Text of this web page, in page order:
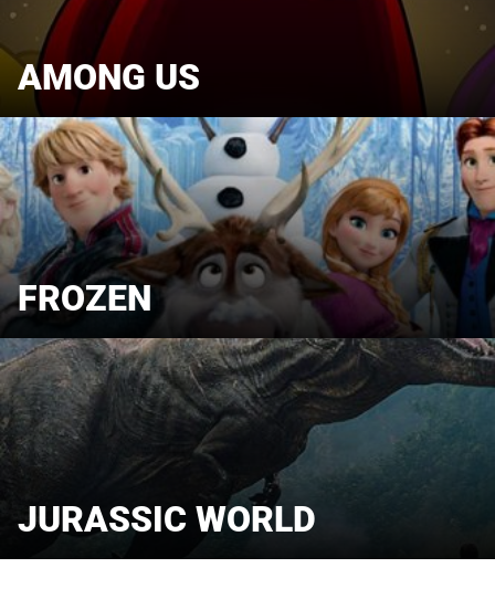
AMONG US
FROZEN
JURASSIC WORLD